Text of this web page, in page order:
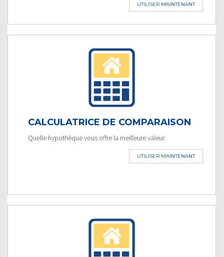
UTILISER MAINTENANT
CALCULATRICE DE COMPARAISON
Quelle hypothèque vous offre la meilleure valeur.
UTILISER MAINTENANT